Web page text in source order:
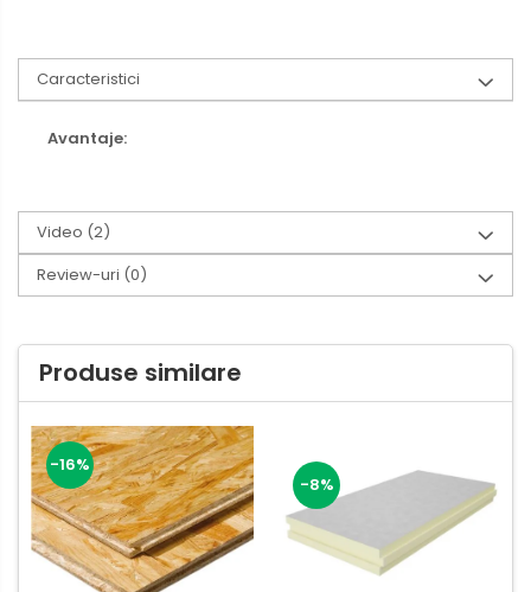
Caracteristici
Avantaje:
Video (2)
Review-uri (0)
Produse similare
-16%
-8%